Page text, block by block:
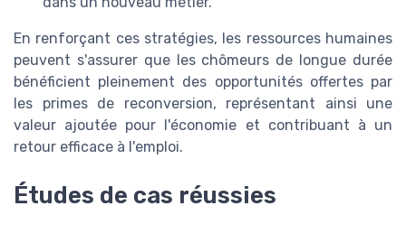
En renforçant ces stratégies, les ressources humaines
peuvent s'assurer que les chômeurs de longue durée
bénéficient pleinement des opportunités offertes par
les primes de reconversion, représentant ainsi une
valeur ajoutée pour l'économie et contribuant à un
retour efficace à l'emploi.
Études de cas réussies